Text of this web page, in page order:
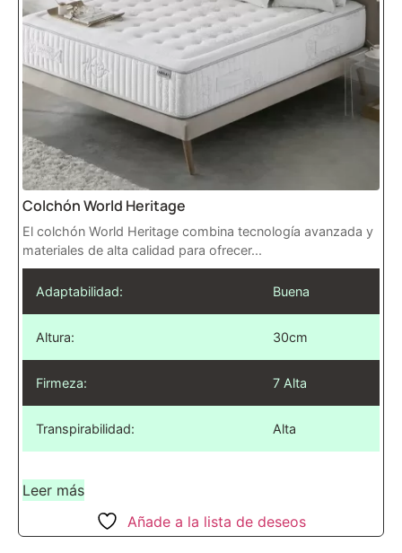
Colchón World Heritage
El colchón World Heritage combina tecnología avanzada y
materiales de alta calidad para ofrecer...
Adaptabilidad: Buena
Altura: 30cm
Firmeza: 7 Alta
Transpirabilidad: Alta
Leer más
Añade a la lista de deseos